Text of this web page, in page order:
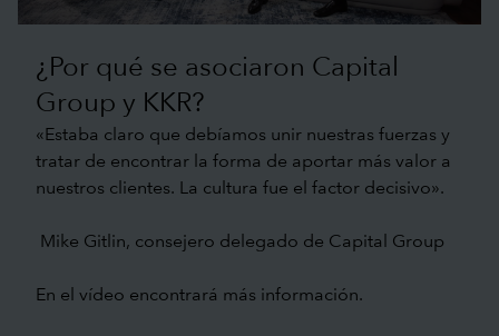
¿Por qué se asociaron Capital
Group y KKR?
«Estaba claro que debíamos unir nuestras fuerzas y
tratar de encontrar la forma de aportar más valor a
nuestros clientes. La cultura fue el factor decisivo».
Mike Gitlin, consejero delegado de Capital Group
En el vídeo encontrará más información.